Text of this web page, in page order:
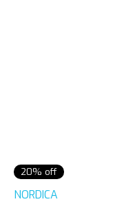
20% off
NORDICA